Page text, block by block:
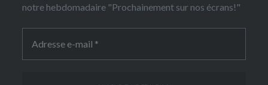
notre hebdomadaire "Prochainement sur nos écrans!"